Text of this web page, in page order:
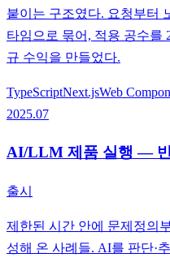
붙이는 구조였다. 요청부터
타임으로 묶어, 적용 공수를
규 수익을 만들었다.
TypeScriptNext.jsWeb
2025.07
AI/LLM 제품 실행 —
출시
제한된 시간 안에 문제정의
성해 온 사례들. AI를 판단·